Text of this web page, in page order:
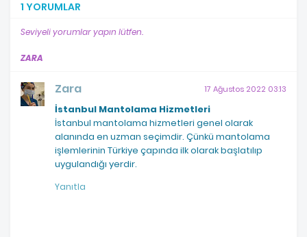
1 YORUMLAR
Seviyeli yorumlar yapın lütfen.
ZARA
Zara 17 Ağustos 2022 03:13
İstanbul Mantolama Hizmetleri
İstanbul mantolama hizmetleri genel olarak
alanında en uzman seçimdir. Çünkü mantolama
işlemlerinin Türkiye çapında ilk olarak başlatılıp
uygulandığı yerdir.
Yanıtla